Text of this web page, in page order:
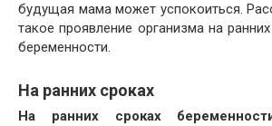
будущая мама может успокоиться.
такое проявление организма на
беременности.
На ранних сроках
На ранних сроках